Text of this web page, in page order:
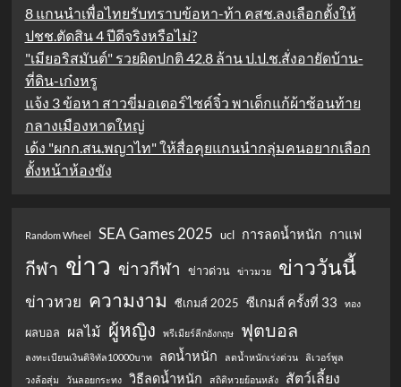
8 แกนนำเพื่อไทยรับทราบข้อหา-ท้า คสช.ลงเลือกตั้งให้
ปชช.ตัดสิน 4 ปีดีจริงหรือไม่?
"เมียอริสมันต์" รวยผิดปกติ 42.8 ล้าน ป.ป.ช.สั่งอายัดบ้าน-
ที่ดิน-เก๋งหรู
แจ้ง 3 ข้อหา สาวขี่มอเตอร์ไซค์จิ๋ว พาเด็กแก้ผ้าซ้อนท้าย
กลางเมืองหาดใหญ่
เด้ง "ผกก.สน.พญาไท" ให้สื่อคุยแกนนำกลุ่มคนอยากเลือก
ตั้งหน้าห้องขัง
Random Wheel SEA Games 2025 ucl การลดน้ำหนัก กาแฟ
กีฬา ข่าว ข่าวกีฬา ข่าวด่วน ข่าวมวย ข่าววันนี้
ข่าวหวย ความงาม ซีเกมส์ 2025 ซีเกมส์ ครั้งที่ 33 ทอง
ผลบอล ผลไม้ ผู้หญิง พรีเมียร์ลีกอังกฤษ ฟุตบอล
ลงทะเบียนเงินดิจิทัล10000บาท ลดน้ำหนัก ลดน้ำหนักเร่งด่วน
ลิเวอร์พูล
วงล้อสุ่ม
วันลอยกระทง วิธีลดน้ำหนัก สถิติหวยย้อนหลัง สัตว์เลี้ยง